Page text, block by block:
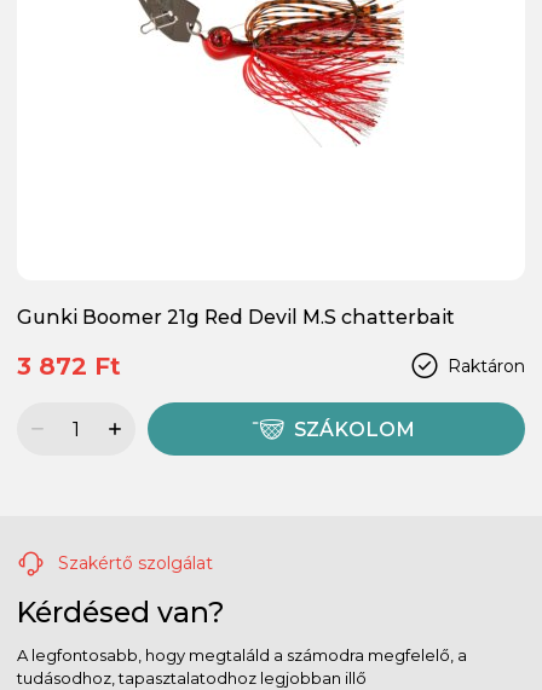
Gunki Boomer 21g Red Devil M.S chatterbait
Raktáron
3 872 Ft
SZÁKOLOM
Szakértő szolgálat
Kérdésed van?
A legfontosabb, hogy megtaláld a számodra megfelelő, a
tudásodhoz, tapasztalatodhoz legjobban illő